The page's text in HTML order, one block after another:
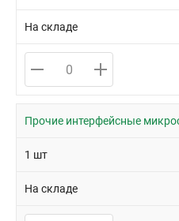
На складе
Прочие интерфейсные
1 шт
На складе